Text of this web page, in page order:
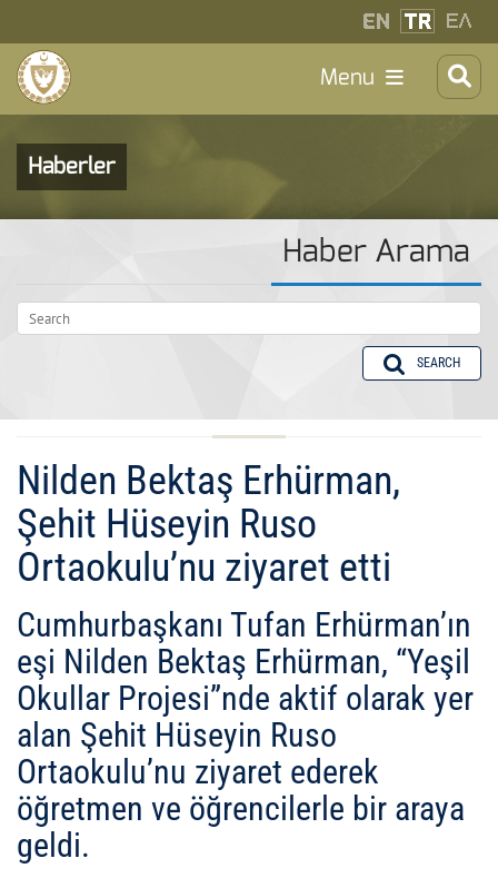
Menu
Haberler
Haber Arama
SEARCH
Nilden Bektaş Erhürman,
Şehit Hüseyin Ruso
Ortaokulu’nu ziyaret etti
Cumhurbaşkanı Tufan Erhürman’ın
eşi Nilden Bektaş Erhürman, “Yeşil
Okullar Projesi”nde aktif olarak yer
alan Şehit Hüseyin Ruso
Ortaokulu’nu ziyaret ederek
öğretmen ve öğrencilerle bir araya
geldi.